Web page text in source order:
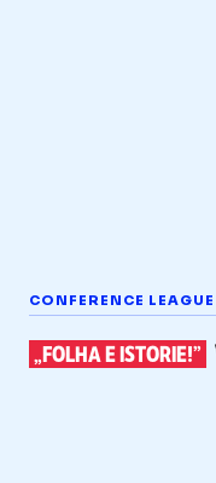
CONFERENCE LEAGUE
„FOLHA E ISTORIE!”